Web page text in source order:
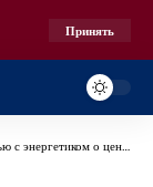
Принять
о цене света во время войны